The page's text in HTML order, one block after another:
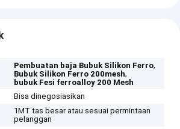
Pembuatan baja Bubuk Silikon Ferro,
Bubuk Silikon Ferro 200mesh,
bubuk Fesi ferroalloy 200 Mesh
Bisa dinegosiasikan
1MT tas besar atau sesuai permintaan
pelanggan